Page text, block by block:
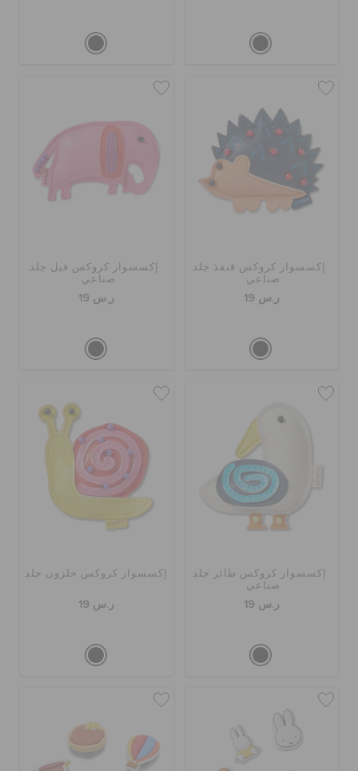
إكسسوار كروكس قنفذ جلد
صناعي
ر.س 19
إكسسوار كروكس فيل جلد
صناعي
ر.س 19
إكسسوار كروكس طائر جلد
صناعي
ر.س 19
إكسسوار كروكس حلزون جلد
ر.س 19